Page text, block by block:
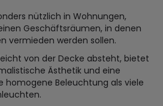
nützlich in Wohnungen,
Geschäftsräumen, in denen
vermieden werden sollen.
von der Decke absteht, bietet
Ästhetik und eine
homogene Beleuchtung als viele